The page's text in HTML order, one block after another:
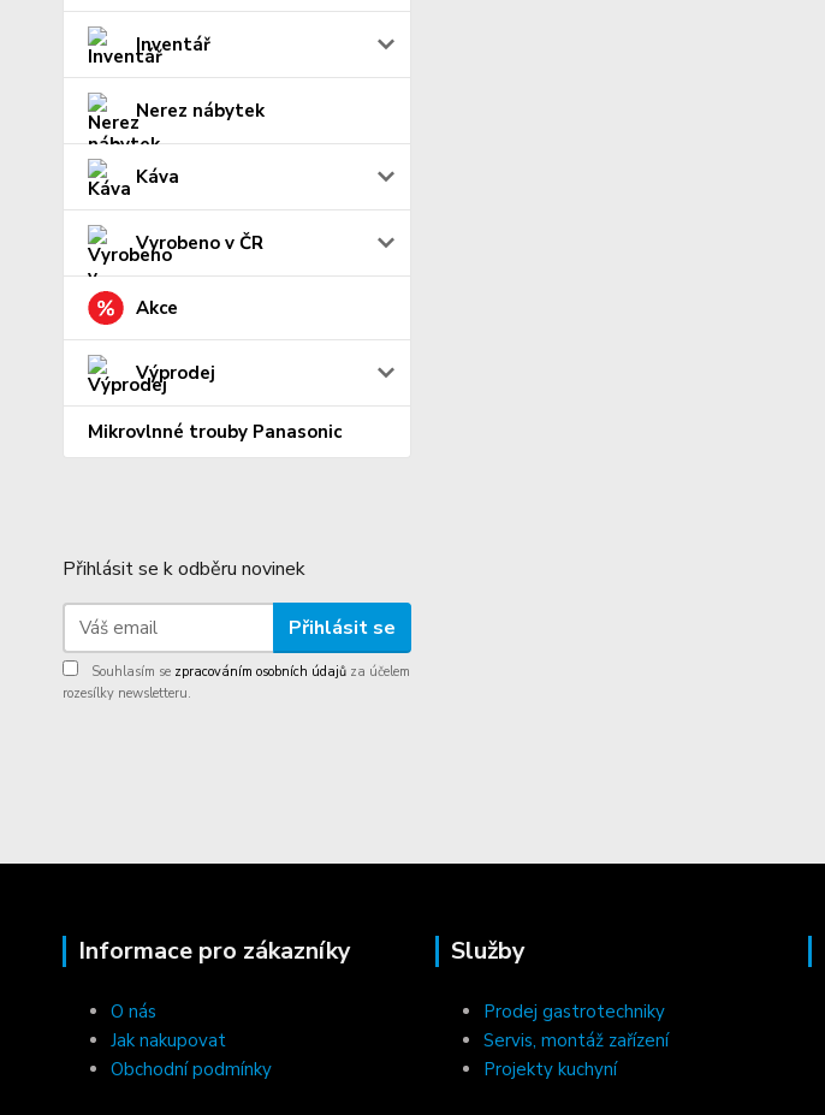
Inventář
Nerez nábytek
Káva
Vyrobeno v ČR
Akce
Výprodej
Mikrovlnné trouby Panasonic
Přihlásit se k odběru novinek
Přihlásit se
Souhlasím se zpracováním osobních údajů za účelem
rozesílky newsletteru.
Informace pro zákazníky
O nás
Jak nakupovat
Obchodní podmínky
Služby
Prodej gastrotechniky
Servis, montáž zařízení
Projekty kuchyní